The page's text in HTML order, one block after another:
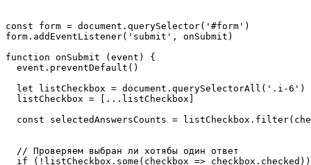
const form = document.querySelector('#form')
form.addEventListener('submit', onSubmit)
function onSubmit (event) {
  event.preventDefault()
  let listCheckbox = document.querySelectorAll('.i-6')
  listCheckbox = [...listCheckbox]
const selectedAnswersCounts =
  // Проверяем выбран ли хотябы один ответ
if (!listCheckbox.some(checkbox =>